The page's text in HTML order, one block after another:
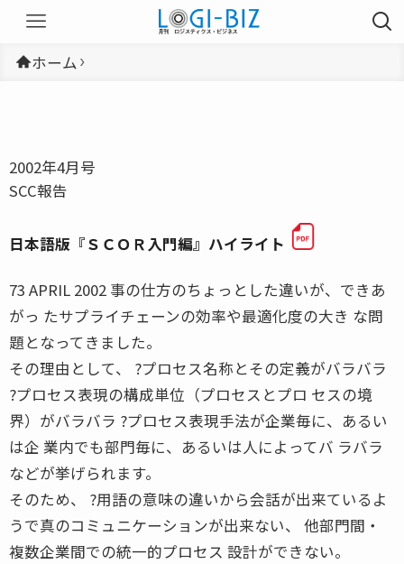
ホーム
2002年4月号
SCC報告
日本語版『ＳＣＯＲ入門編』ハイライト
73 APRIL 2002 事の仕方のちょっとした違いが、できあ
がっ たサプライチェーンの効率や最適化度の大き な問
題となってきました。
その理由として、 ?プロセス名称とその定義がバラバラ
?プロセス表現の構成単位（プロセスとプロ セスの境
界）がバラバラ ?プロセス表現手法が企業毎に、あるい
は企 業内でも部門毎に、あるいは人によってバ ラバラ
などが挙げられます。
そのため、 ?用語の意味の違いから会話が出来ているよ
うで真のコミュニケーションが出来ない、 他部門間・
複数企業間での統一的プロセス 設計ができない。